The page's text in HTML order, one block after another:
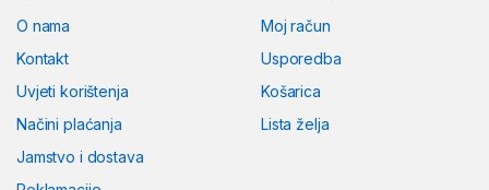
O nama
Kontakt
Uvjeti korištenja
Načini plaćanja
Jamstvo i dostava
Moj račun
Usporedba
Košarica
Lista želja